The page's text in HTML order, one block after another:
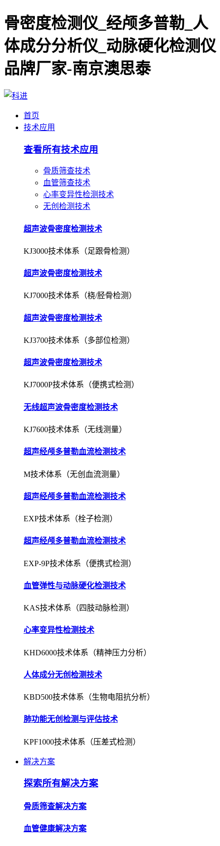
骨密度检测仪_经颅多普勒_人
体成分分析仪_动脉硬化检测仪
品牌厂家-南京澳思泰
首页
技术应用
查看所有技术应用
骨质筛查技术
血管筛查技术
心率变异性检测技术
无创检测技术
超声波骨密度检测技术
KJ3000技术体系（足跟骨检测）
超声波骨密度检测技术
KJ7000技术体系（桡/胫骨检测）
超声波骨密度检测技术
KJ3700技术体系（多部位检测）
超声波骨密度检测技术
KJ7000P技术体系（便携式检测）
无线超声波骨密度检测技术
KJ7600技术体系（无线测量）
超声经颅多普勒血流检测技术
M技术体系（无创血流测量）
超声经颅多普勒血流检测技术
EXP技术体系（栓子检测）
超声经颅多普勒血流检测技术
EXP-9P技术体系（便携式检测）
血管弹性与动脉硬化检测技术
KAS技术体系（四肢动脉检测）
心率变异性检测技术
KHD6000技术体系（精神压力分析）
人体成分无创检测技术
KBD500技术体系（生物电阻抗分析）
肺功能无创检测与评估技术
KPF1000技术体系（压差式检测）
解决方案
探索所有解决方案
骨质筛查解决方案
血管健康解决方案